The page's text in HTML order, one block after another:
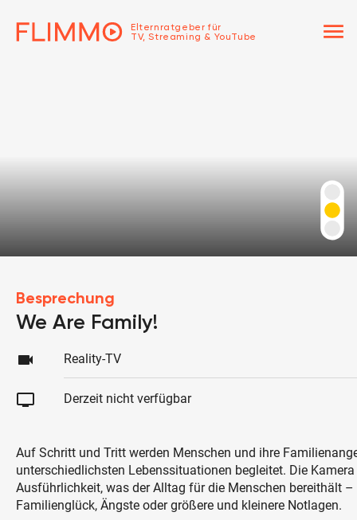
Elternratgeber für
TV, Streaming & YouTube
menu
Besprechung
We Are Family!
videocam Reality-TV
tv Derzeit nicht verfügbar
Auf Schritt und Tritt werden Menschen und ihre
unterschiedlichsten Lebenssituationen begleitet. Die
Ausführlichkeit, was der Alltag für die Menschen bereithält –
Familienglück, Ängste oder größere und kleinere Notlagen.